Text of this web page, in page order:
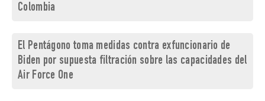
Colombia
El Pentágono toma medidas contra exfuncionario de
Biden por supuesta filtración sobre las capacidades del
Air Force One